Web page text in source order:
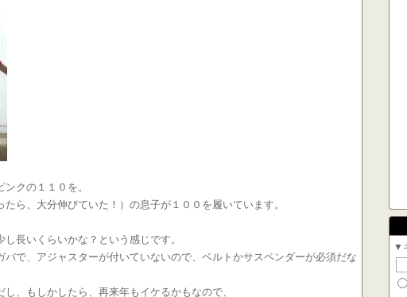
クの１１０を。
ら、大分伸びていた！）の息子が１００を履いています。
長いくらいかな？という感じです。
バで、アジャスターが付いていないので、ベルトかサスペンダーが必須だな
、もしかしたら、再来年もイケるかもなので、
▼